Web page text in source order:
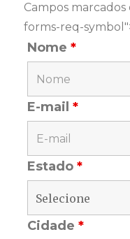
Campos marcados
forms-req-
Nome*
E-mail*
Estado*
Cidade*